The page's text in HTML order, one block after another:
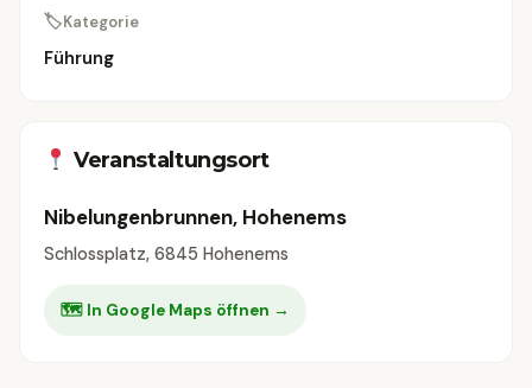
🏷Kategorie
Führung
Veranstaltungsort
Nibelungenbrunnen, Hohenems
Schlossplatz, 6845 Hohenems
🗺 In Google Maps öffnen →